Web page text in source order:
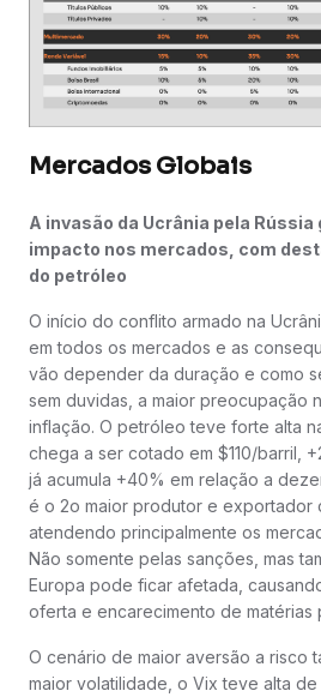
Mercados Globais
A invasão da Ucrânia pela Rússia
impacto nos mercados, com
do petróleo
O início do conflito armado na
em todos os mercados e as
vão depender da duração e como
sem duvidas, a maior preocupação
inflação. O petróleo teve forte alta
chega a ser cotado em $110/barril,
já acumula +40% em relação a
é o 2o maior produtor e exportador
atendendo principalmente os
Não somente pelas sanções, mas
Europa pode ficar afetada,
oferta e encarecimento de matérias
O cenário de maior aversão a risco
maior volatilidade, o Vix teve alta de